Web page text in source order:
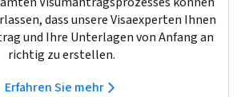
dass unsere Visaexperten Ihnen
und Ihre Unterlagen von Anfang an
richtig zu erstellen.
Erfahren Sie mehr